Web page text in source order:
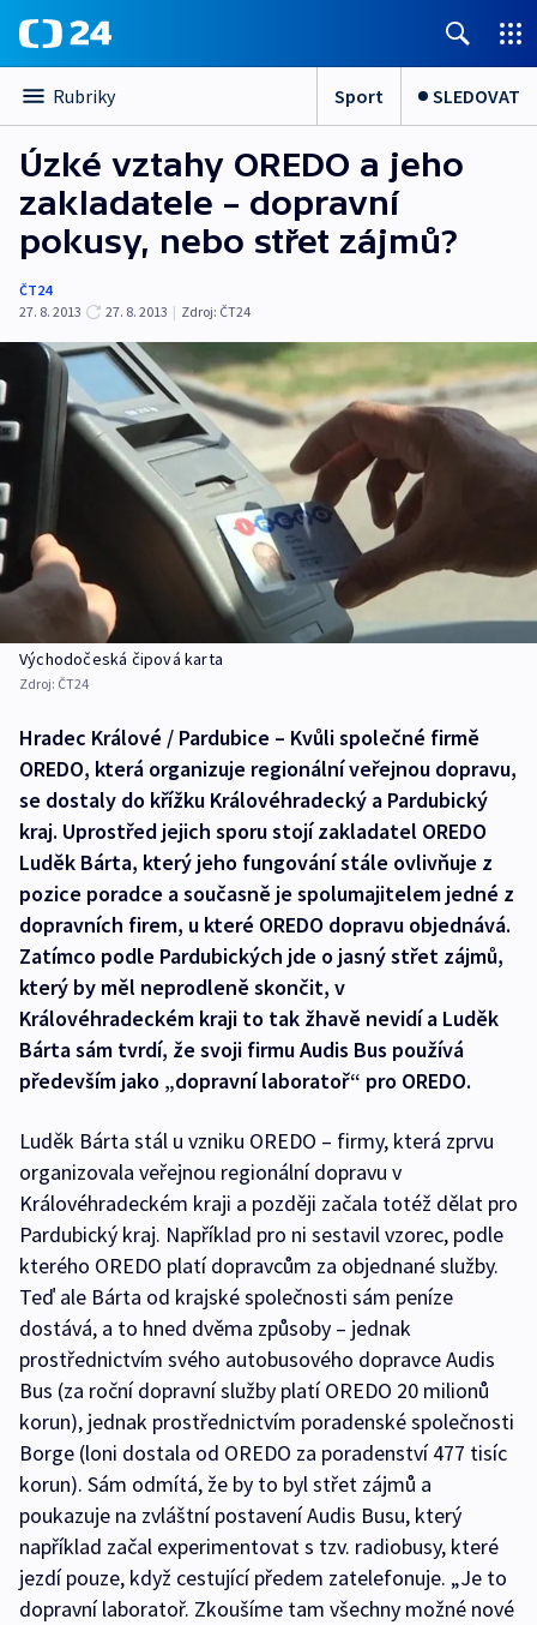
Rubriky Sport SLEDOVAT
Úzké vztahy OREDO a jeho
zakladatele – dopravní
pokusy, nebo střet zájmů?
ČT24
27. 8. 2013
27. 8. 2013 | Zdroj: ČT24
Východočeská čipová karta
Zdroj: ČT24
Hradec Králové / Pardubice – Kvůli společné firmě
OREDO, která organizuje regionální veřejnou dopravu,
se dostaly do křížku Královéhradecký a Pardubický
kraj. Uprostřed jejich sporu stojí zakladatel OREDO
Luděk Bárta, který jeho fungování stále ovlivňuje z
pozice poradce a současně je spolumajitelem jedné z
dopravních firem, u které OREDO dopravu objednává.
Zatímco podle Pardubických jde o jasný střet zájmů,
který by měl neprodleně skončit, v
Královéhradeckém kraji to tak žhavě nevidí a Luděk
Bárta sám tvrdí, že svoji firmu Audis Bus používá
především jako „dopravní laboratoř“ pro OREDO.
Luděk Bárta stál u vzniku OREDO – firmy, která zprvu
organizovala veřejnou regionální dopravu v
Královéhradeckém kraji a později začala totéž dělat pro
Pardubický kraj. Například pro ni sestavil vzorec, podle
kterého OREDO platí dopravcům za objednané služby.
Teď ale Bárta od krajské společnosti sám peníze
dostává, a to hned dvěma způsoby – jednak
prostřednictvím svého autobusového dopravce Audis
Bus (za roční dopravní služby platí OREDO 20 milionů
korun), jednak prostřednictvím poradenské společnosti
Borge (loni dostala od OREDO za poradenství 477 tisíc
korun). Sám odmítá, že by to byl střet zájmů a
poukazuje na zvláštní postavení Audis Busu, který
například začal experimentovat s tzv. radiobusy, které
jezdí pouze, když cestující předem zatelefonuje. „Je to
dopravní laboratoř. Zkoušíme tam všechny možné nové